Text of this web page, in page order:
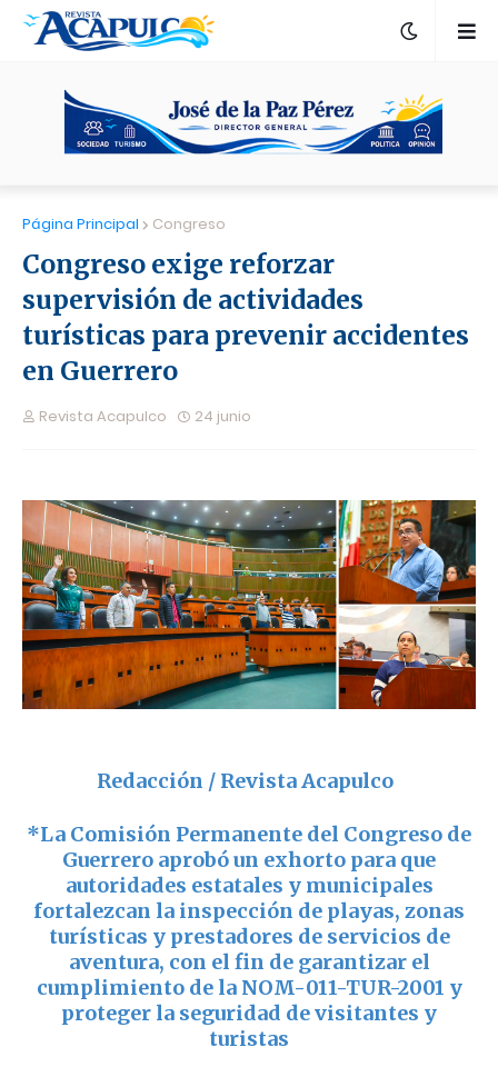
Página Principal Congreso
Congreso exige reforzar
supervisión de actividades
turísticas para prevenir accidentes
en Guerrero
Revista Acapulco 24 junio
Redacción / Revista Acapulco
*La Comisión Permanente del Congreso de
Guerrero aprobó un exhorto para que
autoridades estatales y municipales
fortalezcan la inspección de playas, zonas
turísticas y prestadores de servicios de
aventura, con el fin de garantizar el
cumplimiento de la NOM-011-TUR-2001 y
proteger la seguridad de visitantes y
turistas